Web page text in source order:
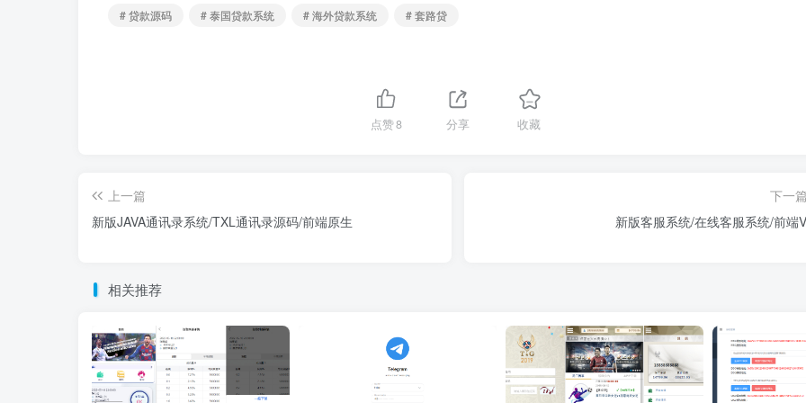
# 贷款源码 # 泰国贷款系统 # 海外贷款系统 # 套路贷
点赞8 分享 收藏
上一篇
新版JAVA通讯录系统/TXL通讯录源码/前端原生
下一
新版客服系统/在线客服系统/前端
相关推荐